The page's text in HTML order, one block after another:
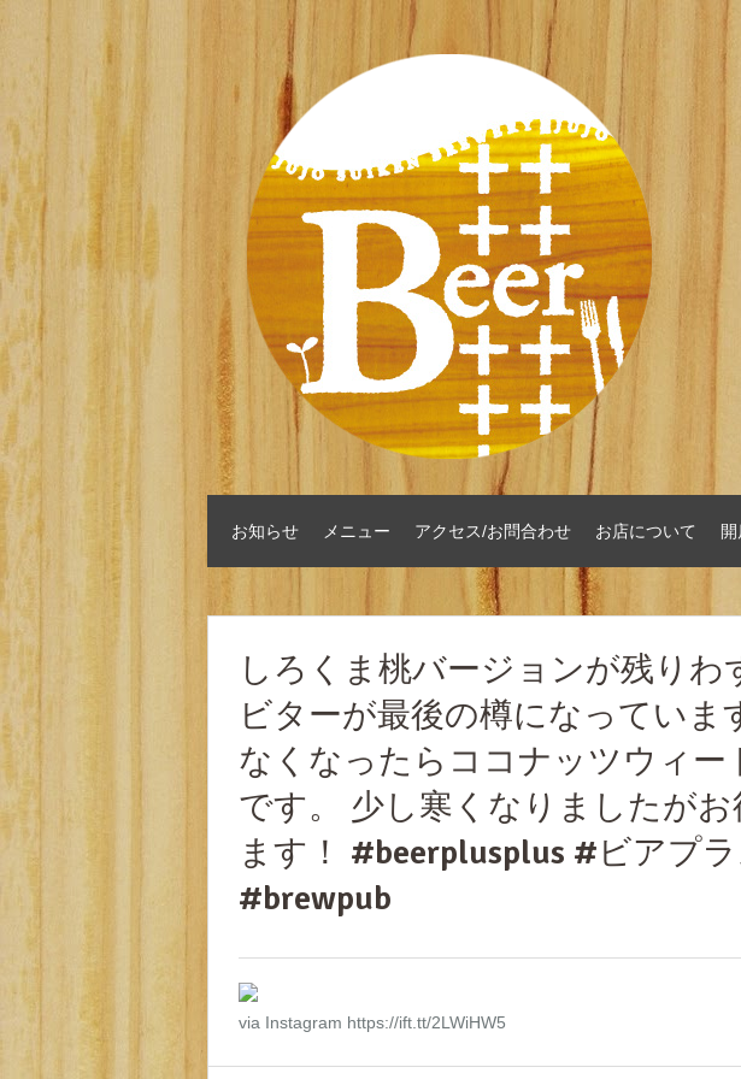
お知らせ メニュー アクセス/お問合わせ お店について
しろくま桃バージョンが残りわ
ビターが最後の樽になっていま
なくなったらココナッツウィー
です。 少し寒くなりましたがお
ます！ #beerplusplus #ビアプ
#brewpub
via Instagram https://ift.tt/2LWiHW5